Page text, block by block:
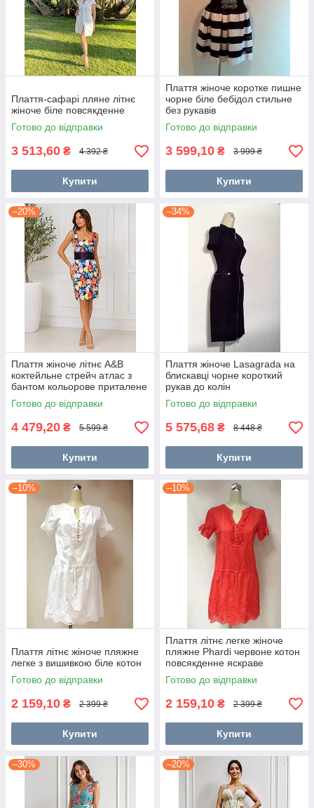
Плаття-сафарі лляне літнє
жіноче біле повсякденне
Готово до відправки
3 513,60 ₴ 4 392 ₴
Купити
Плаття жіноче коротке пишне
чорне біле бебідол стильне
без рукавів
Готово до відправки
3 599,10 ₴ 3 999 ₴
Купити
–20%
Плаття жіноче літнє A&B
коктейльне стрейч атлас з
бантом кольорове приталене
по фігурі яскраве стильне
Готово до відправки
4 479,20 ₴ 5 599 ₴
Купити
–34%
Плаття жіноче Lasagrada на
блискавці чорне короткий
рукав до колін
Готово до відправки
5 575,68 ₴ 8 448 ₴
Купити
–10%
Плаття літнє жіноче пляжне
легке з вишивкою біле котон
Готово до відправки
2 159,10 ₴ 2 399 ₴
Купити
–10%
Плаття літнє легке жіноче
пляжне Phardi червоне котон
повсякденне яскраве
Готово до відправки
2 159,10 ₴ 2 399 ₴
Купити
–30% –20%